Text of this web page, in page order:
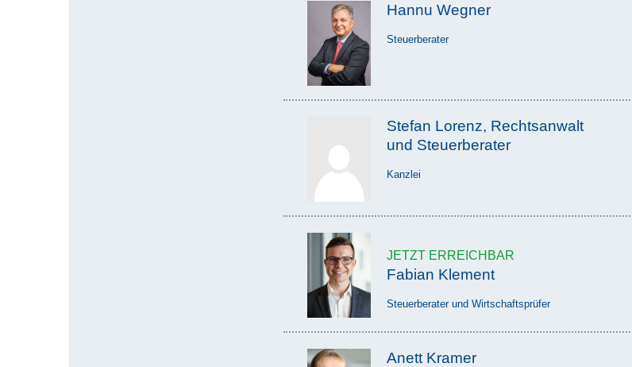
Hannu Wegner
Steuerberater
Stefan Lorenz, Rechtsanwalt
und Steuerberater
Kanzlei
JETZT ERREICHBAR
Fabian Klement
Steuerberater und Wirtschaftsprüfer
Anett Kramer